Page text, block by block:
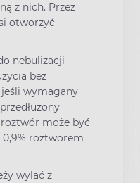
z nich. Przez
otworzyć
nebulizacji
bez
jeśli wymagany
roztwór może być
0,9% roztworem
wylać z